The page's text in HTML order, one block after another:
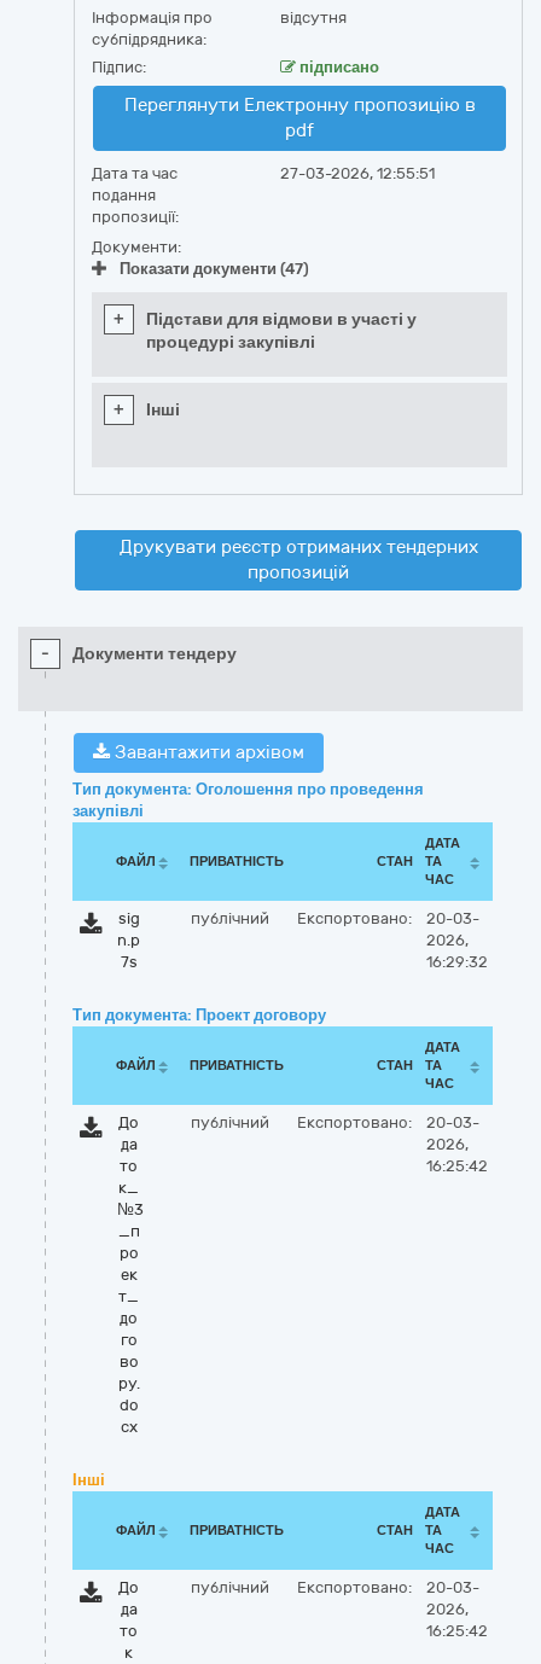
Інформація про
субпідрядника:
відсутня
Підпис: підписано
Переглянути Електронну пропозицію в
pdf
Дата та час
подання
пропозиції:
27-03-2026, 12:55:51
Документи:
Показати документи (47)
+
Підстави для відмови в участі у
процедурі закупівлі
+ Інші
Друкувати реєстр отриманих тендерних
пропозицій
- Документи тендеру
Завантажити архівом
Тип документа: Оголошення про проведення
закупівлі
ФАЙЛ ПРИВАТНІСТЬ СТАН
ДАТА
ТА
ЧАС
sig
n.p
7s
публічний Експортовано:
20-03-
2026,
16:29:32
Тип документа: Проект договору
ФАЙЛ ПРИВАТНІСТЬ СТАН
ДАТА
ТА
ЧАС
До
да
то
к_
№3
_п
ро
ек
т_
до
го
во
ру.
do
cx
публічний Експортовано:
20-03-
2026,
16:25:42
Інші
ФАЙЛ ПРИВАТНІСТЬ СТАН
ДАТА
ТА
ЧАС
До
да
то
к
публічний Експортовано:
20-03-
2026,
16:25:42